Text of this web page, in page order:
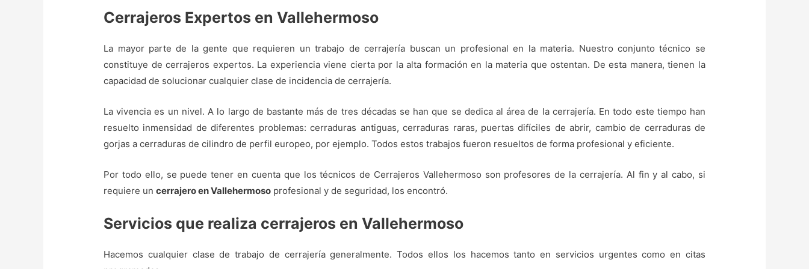
Cerrajeros Expertos en Vallehermoso
La mayor parte de la gente que requieren un trabajo de cerrajería buscan un profesional en la materia. Nuestro conjunto técnico se
constituye de cerrajeros expertos. La experiencia viene cierta por la alta formación en la materia que ostentan. De esta manera, tienen la
capacidad de solucionar cualquier clase de incidencia de cerrajería.
La vivencia es un nivel. A lo largo de bastante más de tres décadas se han que se dedica al área de la cerrajería. En todo este tiempo han
resuelto inmensidad de diferentes problemas: cerraduras antiguas, cerraduras raras, puertas difíciles de abrir, cambio de cerraduras de
gorjas a cerraduras de cilindro de perfil europeo, por ejemplo. Todos estos trabajos fueron resueltos de forma profesional y eficiente.
Por todo ello, se puede tener en cuenta que los técnicos de Cerrajeros Vallehermoso son profesores de la cerrajería. Al fin y al cabo, si
requiere uncerrajero en Vallehermoso profesional y de seguridad, los encontró.
Servicios que realiza cerrajeros en Vallehermoso
Hacemos cualquier clase de trabajo de cerrajería generalmente. Todos ellos los hacemos tanto en servicios urgentes como en citas